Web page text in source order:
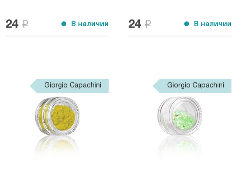
24 В наличии 24 В наличии
Giorgio Capachini Giorgio Capachini